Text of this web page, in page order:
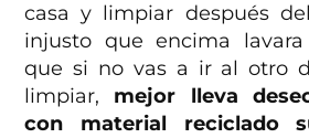
casa y limpiar después
injusto que encima
que si no vas a ir al otro
limpiar, mejor lleva
con material reciclado